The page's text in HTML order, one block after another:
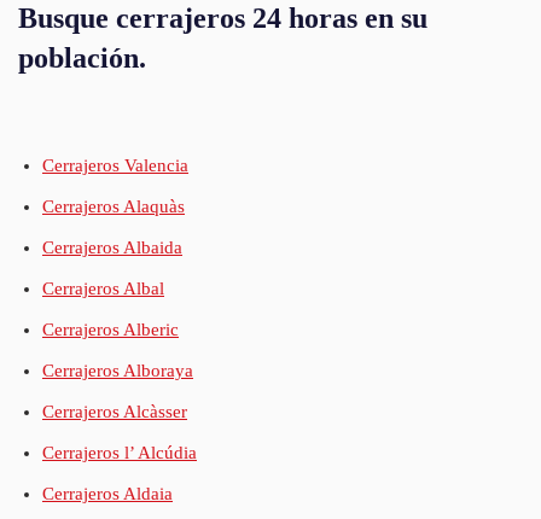
Busque cerrajeros 24 horas en su
población.
Cerrajeros Valencia
Cerrajeros Alaquàs
Cerrajeros Albaida
Cerrajeros Albal
Cerrajeros Alberic
Cerrajeros Alboraya
Cerrajeros Alcàsser
Cerrajeros l’ Alcúdia
Cerrajeros Aldaia